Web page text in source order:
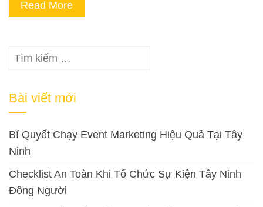
Read More
Tìm
Bài viết mới
Bí Quyết Chạy Event Marketing Hiệu Quả Tại Tây
Ninh
Checklist An Toàn Khi Tổ Chức Sự Kiện Tây Ninh
Đông Người